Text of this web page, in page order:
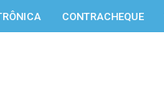
CONTRACHEQUE